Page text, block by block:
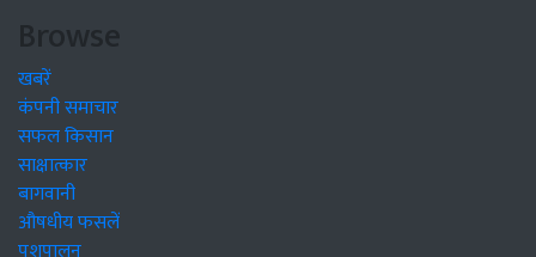
Browse
खबरें
कंपनी समाचार
सफल किसान
साक्षात्कार
बागवानी
औषधीय फसलें